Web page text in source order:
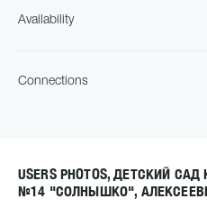
Availability
Connections
USERS PHOTOS, ДЕТСКИЙ
№14 "СОЛНЫШКО",